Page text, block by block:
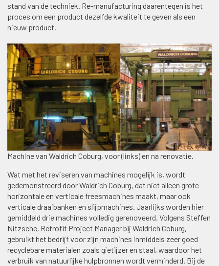
stand van de techniek. Re-manufacturing daarentegen is het
proces om een product dezelfde kwaliteit te geven als een
nieuw product.
Machine van Waldrich Coburg, voor (links) en na renovatie.
Wat met het reviseren van machines mogelijk is, wordt
gedemonstreerd door Waldrich Coburg, dat niet alleen grote
horizontale en verticale freesmachines maakt, maar ook
verticale draaibanken en slijpmachines. Jaarlijks worden hier
gemiddeld drie machines volledig gerenoveerd. Volgens Steffen
Nitzsche, Retrofit Project Manager bij Waldrich Coburg,
gebruikt het bedrijf voor zijn machines inmiddels zeer goed
recyclebare materialen zoals gietijzer en staal, waardoor het
verbruik van natuurlijke hulpbronnen wordt verminderd. Bij de